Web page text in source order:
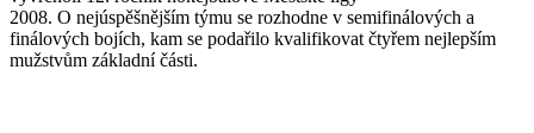
2008. O nejúspěšnějším týmu se rozhodne v semifinálových a
finálových bojích, kam se podařilo kvalifikovat čtyřem nejlepším
mužstvům základní části.